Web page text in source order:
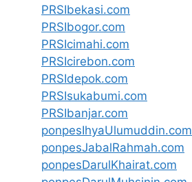
PRSIbekasi.com
PRSIbogor.com
PRSIcimahi.com
PRSIcirebon.com
PRSIdepok.com
PRSIsukabumi.com
PRSIbanjar.com
ponpesIhyaUlumuddin.com
ponpesJabalRahmah.com
ponpesDarulKhairat.com